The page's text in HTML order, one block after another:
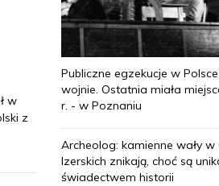
w
z
Publiczne egzekucje w
wojnie. Ostatnia miała
r. - w Poznaniu
Archeolog: kamienne wały w
Izerskich znikają, choć są
świadectwem historii